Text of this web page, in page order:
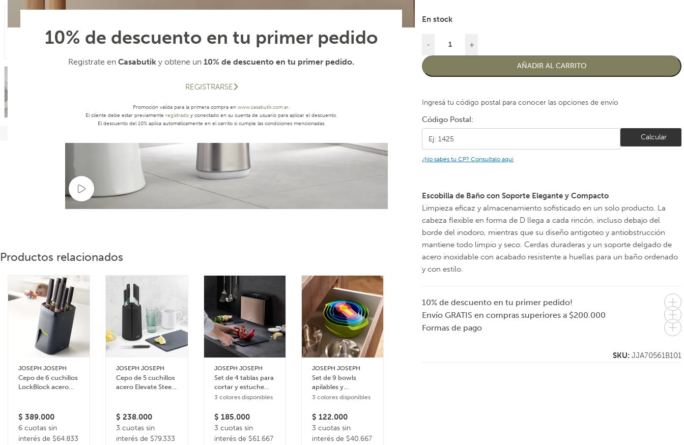
10% de descuento en tu primer pedido
Registrate en Casabutik y obtene un 10% de descuento en tu primer pedido.
REGISTRARSE
Promoción válida para la primera compra en www.casabutik.com.ar.
El cliente debe estar previamente registrado y conectado en su cuenta de usuario para aplicar el descuento.
El descuento del 10% aplica automáticamente en el carrito si cumple las condiciones mencionadas.
Productos relacionados
JOSEPH JOSEPH
Cepo de 6 cuchillos
LockBlock acero
$ 389.000
6 cuotas sin
interés de $64.833
JOSEPH JOSEPH
Cepo de 5 cuchillos
acero Elevate Steel
$ 238.000
3 cuotas sin
interés de $79.333
JOSEPH JOSEPH
Set de 4 tablas para
cortar y estuche
Folio Steel
3 colores disponibles
$ 185.000
3 cuotas sin
interés de $61.667
JOSEPH JOSEPH
Set de 9 bowls
apilables y
accesorios de
Multicolor
3 colores disponibles
$ 122.000
3 cuotas sin
interés de $40.667
En stock
- +
AÑADIR AL CARRITO
Ingresá tu código postal para conocer las opciones de envío
Código Postal:
Calcular
¿No sabés tu CP? Consultalo aquí
Escobilla de Baño con Soporte Elegante y Compacto
Limpieza eficaz y almacenamiento sofisticado en un solo producto. La
cabeza flexible en forma de D llega a cada rincón, incluso debajo del
borde del inodoro, mientras que su diseño antigoteo y antiobstrucción
mantiene todo limpio y seco. Cerdas duraderas y un soporte delgado de
acero inoxidable con acabado resistente a huellas para un baño ordenado
y con estilo.
10% de descuento en tu primer pedido!
Envío GRATIS en compras superiores a $200.000
Formas de pago
SKU: JJA70561B101